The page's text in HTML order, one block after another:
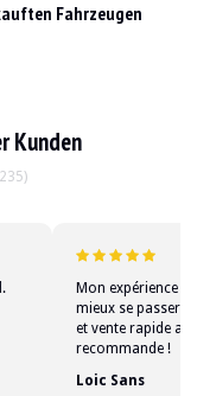
Fahrzeugen
Kunden
Mon expérience
mieux se passer,
et vente rapide au
recommande !
Loic Sans